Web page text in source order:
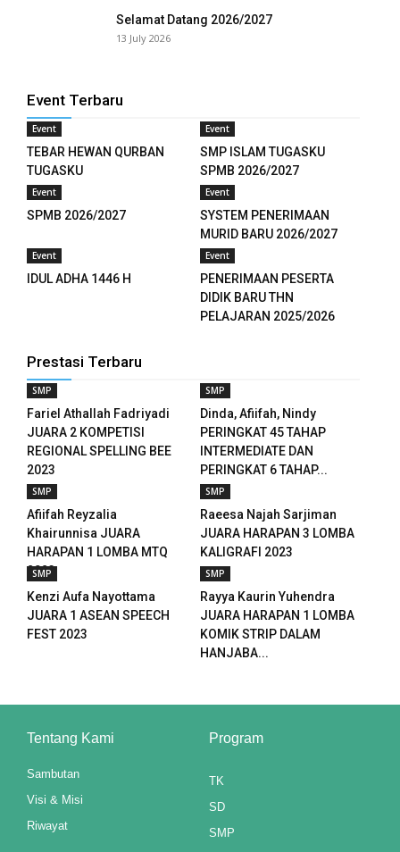
Selamat Datang 2026/2027
13 July 2026
Event Terbaru
Event
TEBAR HEWAN QURBAN
TUGASKU
Event
SMP ISLAM TUGASKU
SPMB 2026/2027
Event
SPMB 2026/2027
Event
SYSTEM PENERIMAAN
MURID BARU 2026/2027
Event
IDUL ADHA 1446 H
Event
PENERIMAAN PESERTA
DIDIK BARU THN
PELAJARAN 2025/2026
Prestasi Terbaru
SMP
Fariel Athallah Fadriyadi
JUARA 2 KOMPETISI
REGIONAL SPELLING BEE
2023
SMP
Dinda, Afiifah, Nindy
PERINGKAT 45 TAHAP
INTERMEDIATE DAN
PERINGKAT 6 TAHAP...
SMP
Afiifah Reyzalia
Khairunnisa JUARA
HARAPAN 1 LOMBA MTQ
2023
SMP
Raeesa Najah Sarjiman
JUARA HARAPAN 3 LOMBA
KALIGRAFI 2023
SMP
Kenzi Aufa Nayottama
JUARA 1 ASEAN SPEECH
FEST 2023
SMP
Rayya Kaurin Yuhendra
JUARA HARAPAN 1 LOMBA
KOMIK STRIP DALAM
HANJABA...
Tentang Kami
Sambutan
Visi & Misi
Riwayat
Program
TK
SD
SMP